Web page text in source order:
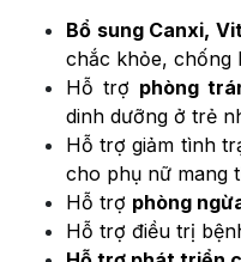
Bổ sung Canxi,
chắc khỏe, chống
Hỗ trợ phòng
dinh dưỡng ở trẻ
Hỗ trợ giảm tình
cho phụ nữ mang
Hỗ trợ phòng
Hỗ trợ điều trị